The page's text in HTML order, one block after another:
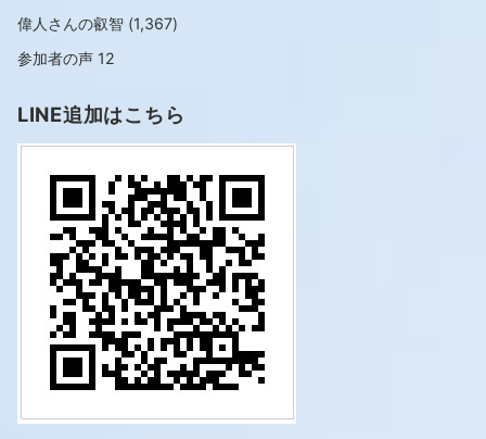
偉人さんの叡智 (1,367)
参加者の声 12
LINE追加はこちら